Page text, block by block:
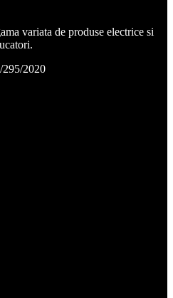
variata de produse electrice si
295/2020